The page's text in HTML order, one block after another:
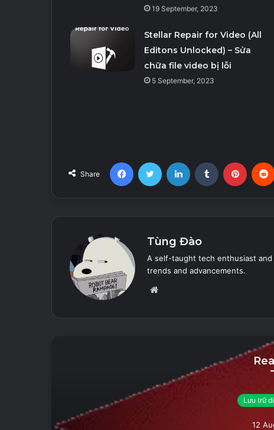
19 September, 2023
Stellar Repair for Video (All
Editons Unlocked) – Sửa
chữa file video bị lỗi
5 September, 2023
Share
FacebookTwitter LinkedIn Tumblr
Tùng Đào
A self-taught tech enthusiast
trends and advancements.
Lưu trữ
12